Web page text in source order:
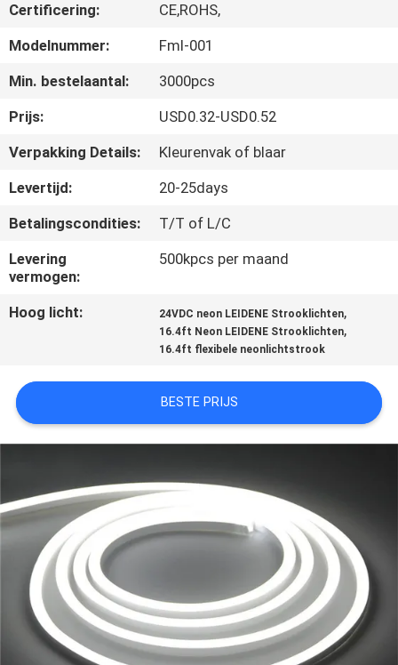
KWALITEITSCONTROLE
CONTACTEER
ONS
VERZOEK
CITAAT
SITEMAP
POLICY
Certificering:
CE,ROHS,
Modelnummer:
Fml-001
Min. bestelaantal:
3000pcs
Prijs:
USD0.32-USD0.52
Verpakking Details:
Kleurenvak of blaar
Levertijd:
20-25days
Betalingscondities:
T/T of L/C
Levering
vermogen:
500kpcs per maand
Hoog licht: 24VDC neon LEIDENE Strooklichten,
16.4ft Neon LEIDENE Strooklichten,
16.4ft flexibele neonlichtstrook
BESTE PRIJS